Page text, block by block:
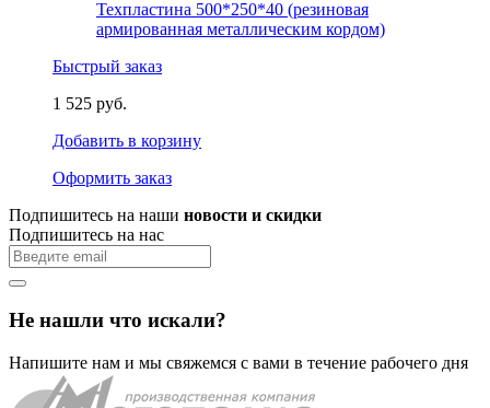
Техпластина 500*250*40 (резиновая
армированная металлическим кордом)
Быстрый заказ
1 525 руб.
Добавить в корзину
Оформить заказ
Подпишитесь на наши новости и скидки
Подпишитесь на нас
Не нашли что искали?
Напишите нам и мы свяжемся с вами в течение рабочего дня